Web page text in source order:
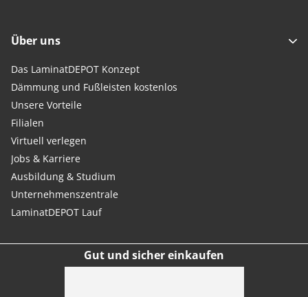
Über uns
Das LaminatDEPOT Konzept
Dämmung und Fußleisten kostenlos
Unsere Vorteile
Filialen
Virtuell verlegen
Jobs & Karriere
Ausbildung & Studium
Unternehmenszentrale
LaminatDEPOT Lauf
Gut und sicher einkaufen